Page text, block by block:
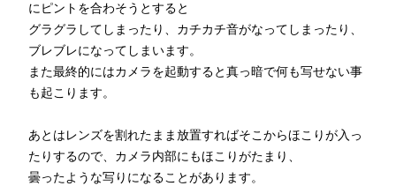
にピントを合わそうとすると
グラグラしてしまったり、カチカチ音がなってしまったり、
ブレブレになってしまいます。
また最終的にはカメラを起動すると真っ暗で何も写せない事
も起こります。
あとはレンズを割れたまま放置すればそこからほこりが入っ
たりするので、カメラ内部にもほこりがたまり、
曇ったような写りになることがあります。